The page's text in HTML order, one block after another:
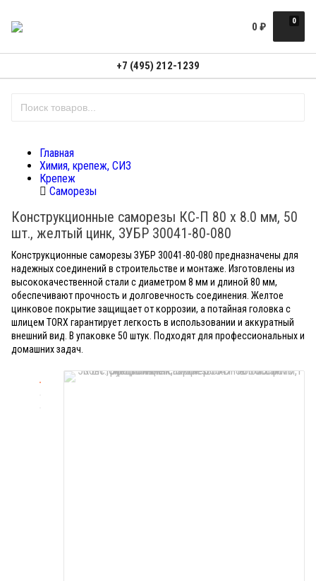
0
0 ₽
+7 (495) 212-1239
Главная
Химия, крепеж, СИЗ
Крепеж
Саморезы
Конструкционные саморезы КС-П 80 х 8.0 мм, 50
шт., желтый цинк, ЗУБР 30041-80-080
Конструкционные саморезы ЗУБР 30041-80-080 предназначены для
надежных соединений в строительстве и монтаже. Изготовлены из
высококачественной стали с диаметром 8 мм и длиной 80 мм,
обеспечивают прочность и долговечность соединения. Желтое
цинковое покрытие защищает от коррозии, а потайная головка с
шлицем TORX гарантирует легкость в использовании и аккуратный
внешний вид. В упаковке 50 штук. Подходят для профессиональных и
домашних задач.